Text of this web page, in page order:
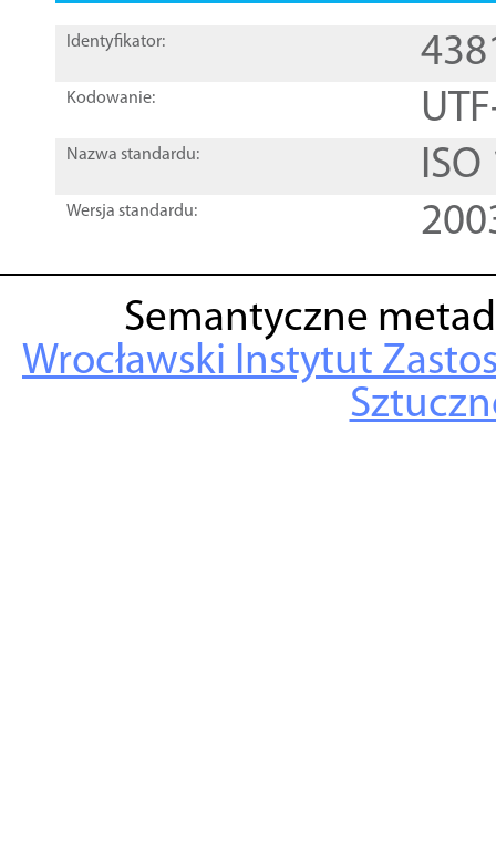
Identyfikator:
Kodowanie:
Nazwa standardu:
Wersja standardu:
Semantyczne
Wrocławski Instytut